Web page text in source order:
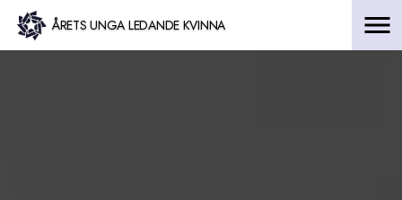
Hoppa
till
ÅRETS UNGA LEDANDE KVINNA